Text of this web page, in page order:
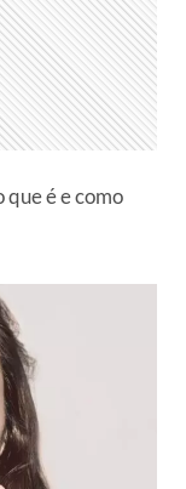
que é e como